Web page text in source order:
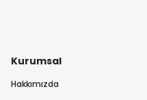
Kurumsal
Hakkımızda